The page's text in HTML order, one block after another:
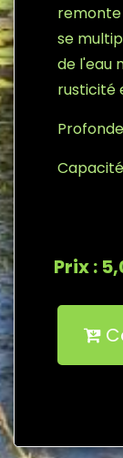
remonte
se
de l'eau
rusticité
Prix :